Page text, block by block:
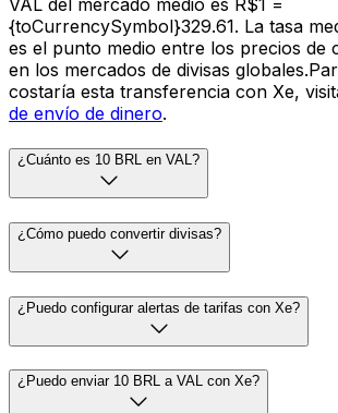
VAL del mercado medio es R$1 =
{toCurrencySymbol}329.61. La tasa
es el punto medio entre los precios de
en los mercados de divisas
costaría esta transferencia con Xe,
de envío de dinero.
¿Cuánto es 10 BRL en VAL?
¿Cómo puedo convertir divisas?
¿Puedo configurar alertas de tarifas con Xe?
¿Puedo enviar 10 BRL a VAL con Xe?